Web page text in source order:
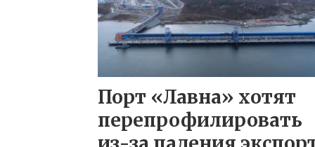
Порт «Лавна» хотят
перепрофилировать